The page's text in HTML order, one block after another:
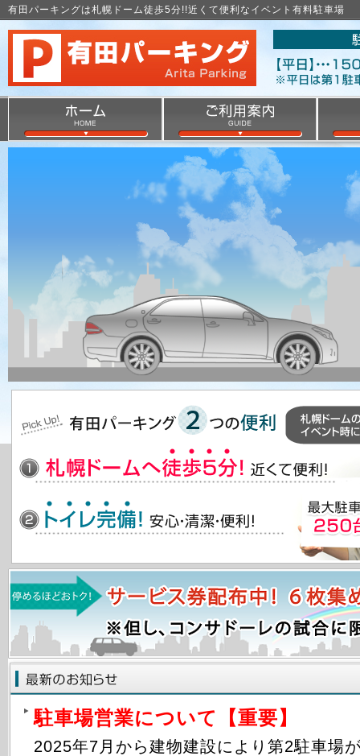
有田パーキングは札幌ドーム徒歩5分!!近くて便利なイベント有料駐車場
駐車場営業について【重要】
2025年7月から建物建設により第2駐車場